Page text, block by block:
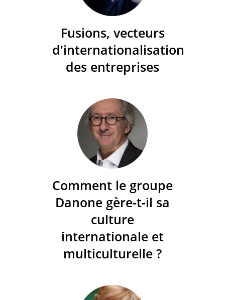
Fusions, vecteurs
d'internationalisation
des entreprises
Comment le groupe
Danone gère-t-il sa
culture
internationale et
multiculturelle ?